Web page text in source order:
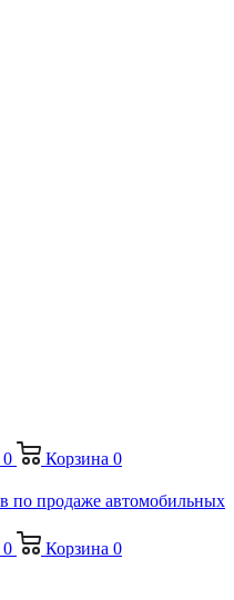
0 Корзина 0
0 Корзина 0